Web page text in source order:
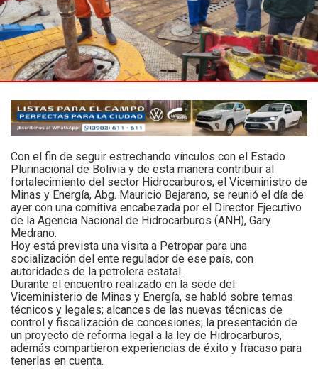
Con el fin de seguir estrechando vínculos con el Estado
Plurinacional de Bolivia y de esta manera contribuir al
fortalecimiento del sector Hidrocarburos, el Viceministro de
Minas y Energía, Abg. Mauricio Bejarano, se reunió el día de
ayer con una comitiva encabezada por el Director Ejecutivo
de la Agencia Nacional de Hidrocarburos (ANH), Gary
Medrano.
Hoy está prevista una visita a Petropar para una
socialización del ente regulador de ese país, con
autoridades de la petrolera estatal.
Durante el encuentro realizado en la sede del
Viceministerio de Minas y Energía, se habló sobre temas
técnicos y legales; alcances de las nuevas técnicas de
control y fiscalización de concesiones; la presentación de
un proyecto de reforma legal a la ley de Hidrocarburos,
además compartieron experiencias de éxito y fracaso para
tenerlas en cuenta.